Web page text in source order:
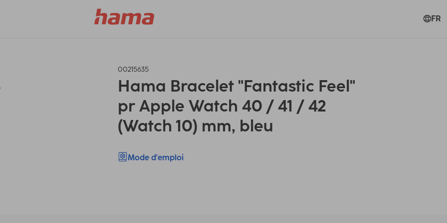
FR
00215635
Hama Bracelet "Fantastic Feel"
pr Apple Watch 40 / 41 / 42
(Watch 10) mm, bleu
Mode d'emploi